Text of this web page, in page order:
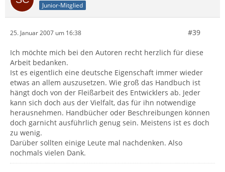
Junior-Mitglied
25. Januar 2007 um 16:38 #39
Ich möchte mich bei den Autoren recht herzlich für diese
Arbeit bedanken.
Ist es eigentlich eine deutsche Eigenschaft immer wieder
etwas an allem auszusetzen. Wie groß das Handbuch ist
hängt doch von der Fleißarbeit des Entwicklers ab. Jeder
kann sich doch aus der Vielfalt, das für ihn notwendige
herausnehmen. Handbücher oder Beschreibungen können
doch garnicht ausführlich genug sein. Meistens ist es doch
zu wenig.
Darüber sollten einige Leute mal nachdenken. Also
nochmals vielen Dank.